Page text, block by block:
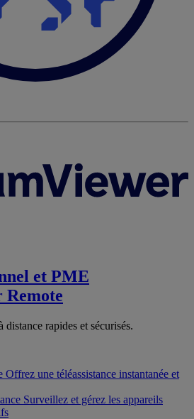
et PME
Remote
distance rapides et sécurisés.
Offrez une téléassistance instantanée et
Surveillez et gérez les appareils